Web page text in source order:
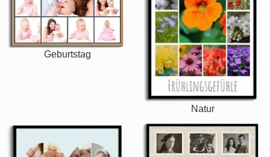
Geburtstag
Natur